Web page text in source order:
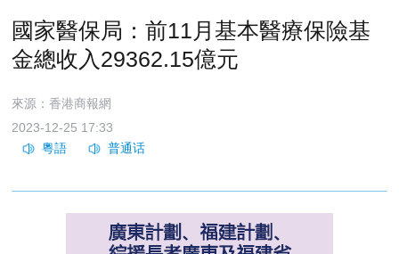
國家醫保局：前11月基本醫療保險基
金總收入29362.15億元
來源：香港商報網
2023-12-25 17:33